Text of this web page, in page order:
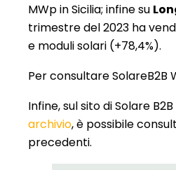
MWp in Sicilia; infine su
trimestre del 2023 ha
e moduli solari (+78,4%).
Per consultare SolareB2B
Infine, sul sito di Solare
archivio, è possibile
precedenti.